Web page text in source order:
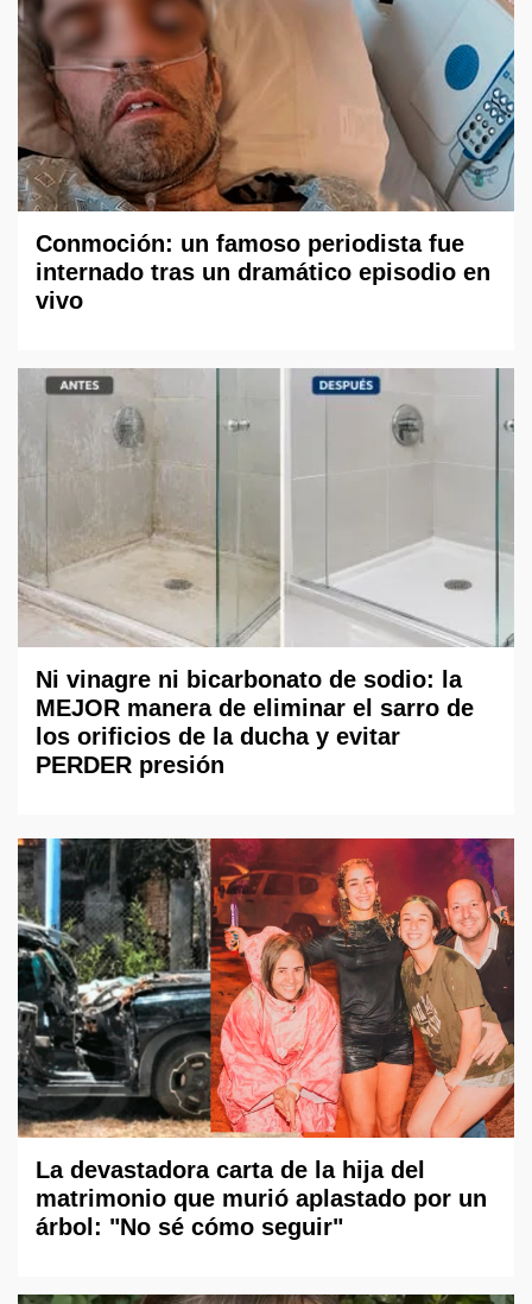
Conmoción: un famoso periodista fue
internado tras un dramático episodio en
vivo
Ni vinagre ni bicarbonato de sodio: la
MEJOR manera de eliminar el sarro de
los orificios de la ducha y evitar
PERDER presión
La devastadora carta de la hija del
matrimonio que murió aplastado por un
árbol: "No sé cómo seguir"